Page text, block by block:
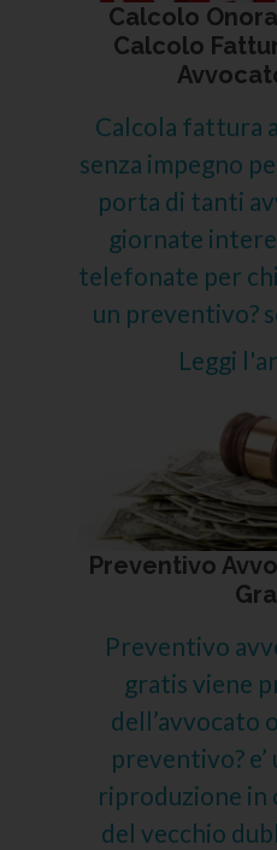
Calcolo
Calcolo
Calcola fattura
senza impegno
porta di tanti
giornate
telefonate per
un preventivo?
Leggi
Preventivo
Preventivo
gratis viene
dell’avvocato
preventivo? e’
riproduzione in
del vecchio